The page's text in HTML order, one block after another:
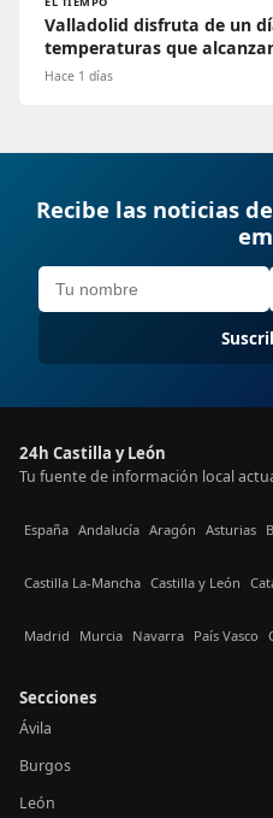
Valladolid disfruta de un
temperaturas que
Hace 1 días
Recibe las noticias
24h Castilla y León
Tu fuente de información local
España Andalucía Aragón Asturias
Castilla La-Mancha Castilla y León
Madrid Murcia Navarra País Vasco
Secciones
Ávila
Burgos
León